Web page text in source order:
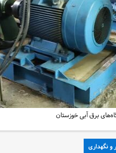
برق آبی خوزستان
و نگهداری